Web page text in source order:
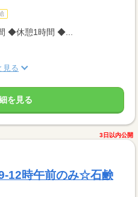
◆休憩1時間 ◆...
見る
を見る
3日以内公開
12時午前のみ☆石鹸